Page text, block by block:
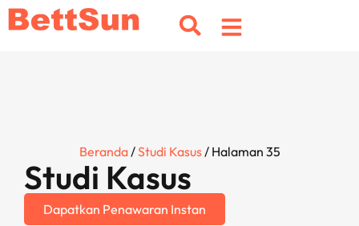
Beranda/Studi Kasus/ Halaman 35
Studi Kasus
Dapatkan Penawaran Instan